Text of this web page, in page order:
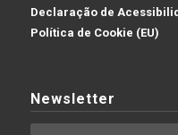
Declaração de
Política de Cookie (EU)
Newsletter